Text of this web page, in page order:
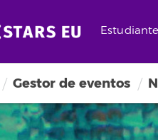
Gestor de eventos